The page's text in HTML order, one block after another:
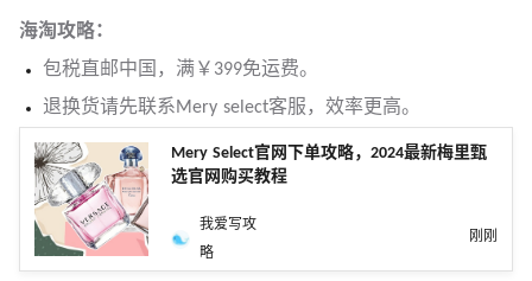
海淘攻略：
包税直邮中国，满￥399免运费。
退换货请先联系Mery select客服，效率更高。
Mery Select官网下单攻略，2024最新梅里甄
选官网购买教程
我爱写攻
略
刚刚